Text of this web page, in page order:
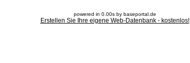
powered in 0.00s by baseportal.de
Erstellen Sie Ihre eigene Web-Datenbank - kostenlos!